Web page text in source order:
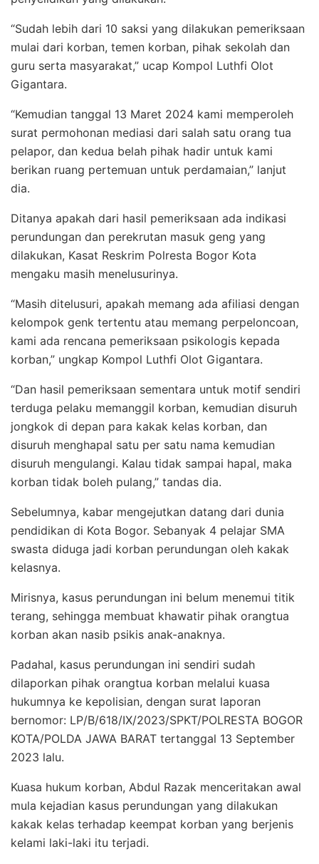
“Sudah lebih dari 10 saksi yang dilakukan pemeriksaan
mulai dari korban, temen korban, pihak sekolah dan
guru serta masyarakat,” ucap Kompol Luthfi Olot
Gigantara.
“Kemudian tanggal 13 Maret 2024 kami memperoleh
surat permohonan mediasi dari salah satu orang tua
pelapor, dan kedua belah pihak hadir untuk kami
berikan ruang pertemuan untuk perdamaian,” lanjut
dia.
Ditanya apakah dari hasil pemeriksaan ada indikasi
perundungan dan perekrutan masuk geng yang
dilakukan, Kasat Reskrim Polresta Bogor Kota
mengaku masih menelusurinya.
“Masih ditelusuri, apakah memang ada afiliasi dengan
kelompok genk tertentu atau memang perpeloncoan,
kami ada rencana pemeriksaan psikologis kepada
korban,” ungkap Kompol Luthfi Olot Gigantara.
“Dan hasil pemeriksaan sementara untuk motif sendiri
terduga pelaku memanggil korban, kemudian disuruh
jongkok di depan para kakak kelas korban, dan
disuruh menghapal satu per satu nama kemudian
disuruh mengulangi. Kalau tidak sampai hapal, maka
korban tidak boleh pulang,” tandas dia.
Sebelumnya, kabar mengejutkan datang dari dunia
pendidikan di Kota Bogor. Sebanyak 4 pelajar SMA
swasta diduga jadi korban perundungan oleh kakak
kelasnya.
Mirisnya, kasus perundungan ini belum menemui titik
terang, sehingga membuat khawatir pihak orangtua
korban akan nasib psikis anak-anaknya.
Padahal, kasus perundungan ini sendiri sudah
dilaporkan pihak orangtua korban melalui kuasa
hukumnya ke kepolisian, dengan surat laporan
bernomor: LP/B/618/IX/2023/SPKT/POLRESTA BOGOR
KOTA/POLDA JAWA BARAT tertanggal 13 September
2023 lalu.
Kuasa hukum korban, Abdul Razak menceritakan awal
mula kejadian kasus perundungan yang dilakukan
kakak kelas terhadap keempat korban yang berjenis
kelami laki-laki itu terjadi.